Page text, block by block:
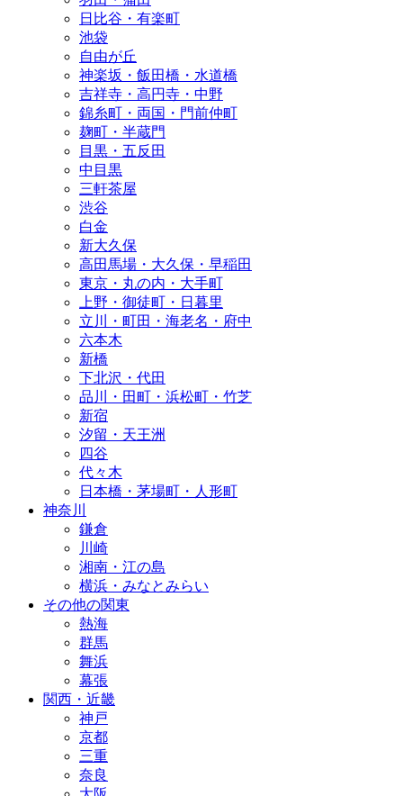
日比谷・有楽町
池袋
自由が丘
神楽坂・飯田橋・水道橋
吉祥寺・高円寺・中野
錦糸町・両国・門前仲町
麹町・半蔵門
目黒・五反田
中目黒
三軒茶屋
渋谷
白金
新大久保
高田馬場・大久保・早稲田
東京・丸の内・大手町
上野・御徒町・日暮里
立川・町田・海老名・府中
六本木
新橋
下北沢・代田
品川・田町・浜松町・竹芝
新宿
汐留・天王洲
四谷
代々木
日本橋・茅場町・人形町
神奈川
鎌倉
川崎
湘南・江の島
横浜・みなとみらい
その他の関東
熱海
群馬
舞浜
幕張
関西・近畿
神戸
京都
三重
奈良